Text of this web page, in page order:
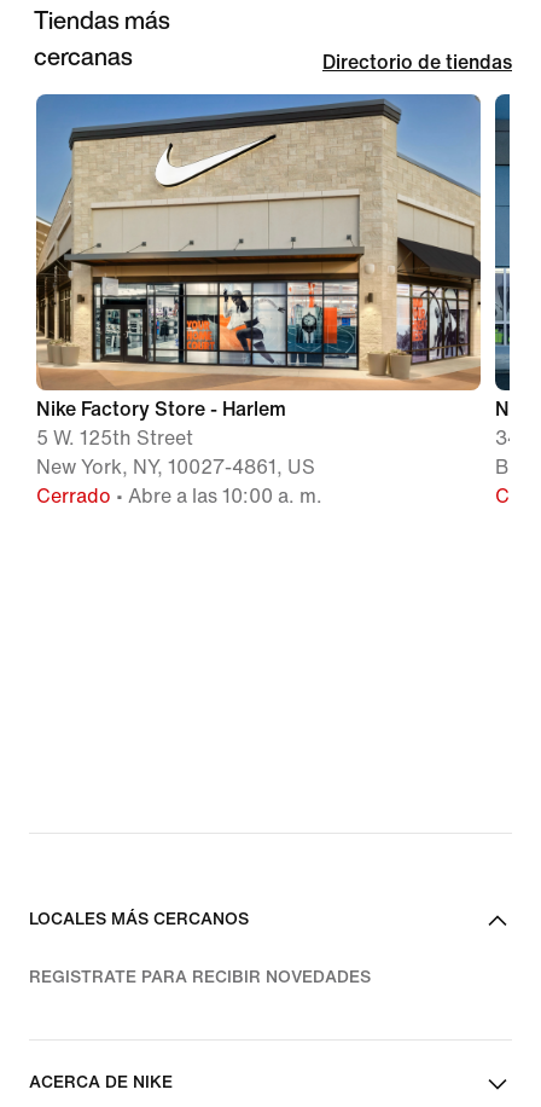
Tiendas más
cercanas
Directorio de tiendas
Nike Factory Store - Harlem
5 W. 125th Street
New York, NY, 10027-4861, US
Cerrado • Abre a las 10:00 a. m.
340
LOCALES MÁS CERCANOS
REGISTRATE PARA RECIBIR NOVEDADES
ACERCA DE NIKE